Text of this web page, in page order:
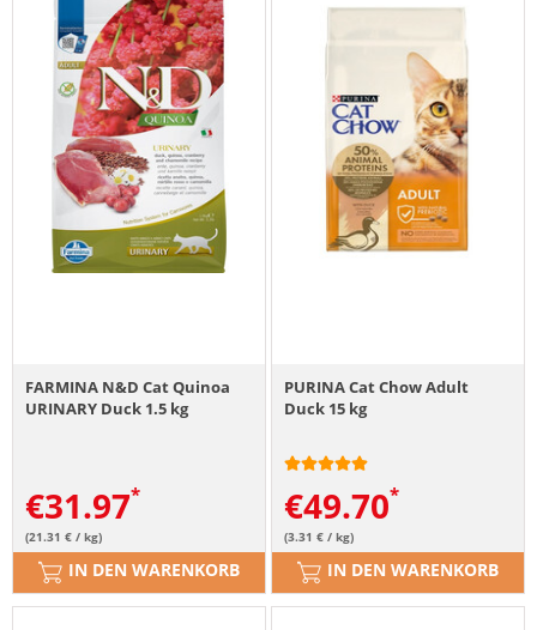
FARMINA N&D Cat Quinoa
URINARY Duck 1.5 kg
€31.97
(21.31 € / kg)
IN DEN WARENKORB
PURINA Cat Chow Adult
Duck 15 kg
€49.70
(3.31 € / kg)
IN DEN WARENKORB